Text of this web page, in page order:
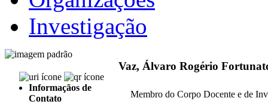
Investigação
Informaçãos de
Contato
Vaz, Álvaro Rogério
Membro do Corpo Docente e de